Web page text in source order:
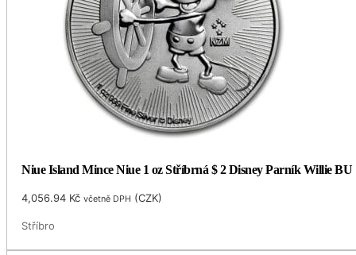
Niue Island Mince Niue 1 oz Stříbrná $ 2 Disney Parník Willie BU
4,056.94 Kč včetně DPH (CZK)
Stříbro